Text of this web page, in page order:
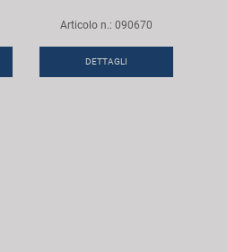
Articolo n.: 090670
DETTAGLI